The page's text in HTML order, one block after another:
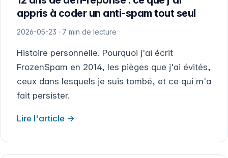
appris à coder un anti-spam tout seul
2026-05-23 · 7 min de lecture
Histoire personnelle. Pourquoi j'ai écrit
FrozenSpam en 2014, les pièges que j'ai évités,
ceux dans lesquels je suis tombé, et ce qui m'a
fait persister.
Lire l'article